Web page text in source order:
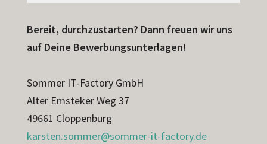
Bereit, durchzustarten? Dann freuen wir uns
auf Deine Bewerbungsunterlagen!
Sommer IT-Factory GmbH
Alter Emsteker Weg 37
49661 Cloppenburg
karsten.sommer@sommer-it-factory.de